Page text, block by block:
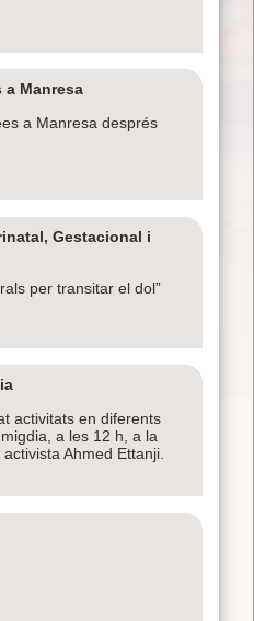
a Manresa
a Manresa després
Gestacional i
per transitar el dol”
activitats en diferents
a les 12 h, a la
Ahmed Ettanji.